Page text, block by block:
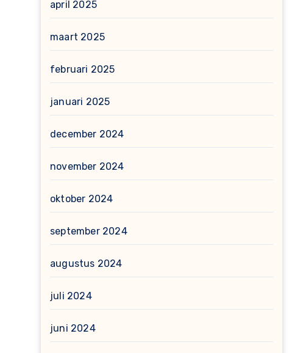
april 2025
maart 2025
februari 2025
januari 2025
december 2024
november 2024
oktober 2024
september 2024
augustus 2024
juli 2024
juni 2024